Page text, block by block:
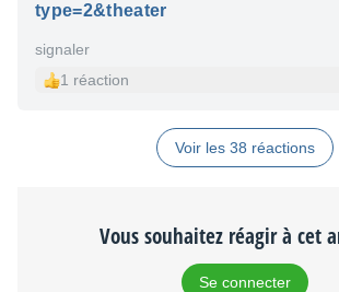
type=2&theater
signaler
1 réaction
Voir les 38 réactions
Vous souhaitez réagir à cet
Se connecter